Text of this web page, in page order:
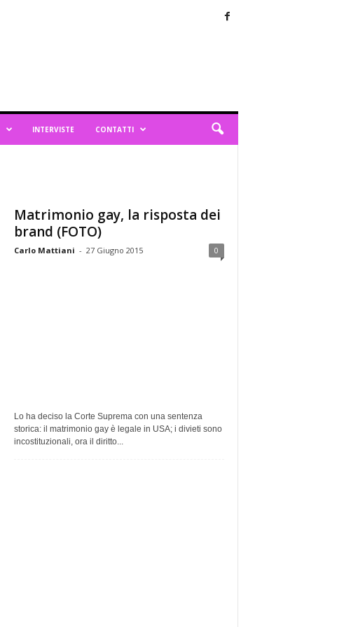
INTERVISTE CONTATTI
Matrimonio gay, la risposta dei
brand (FOTO)
Carlo Mattiani - 27 Giugno 2015 0
Lo ha deciso la Corte Suprema con una sentenza
storica: il matrimonio gay è legale in USA; i divieti sono
incostituzionali, ora il diritto...